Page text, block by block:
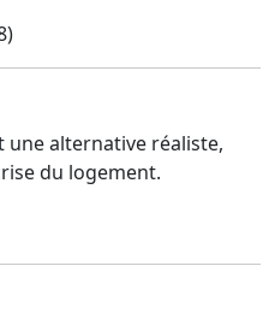
une alternative réaliste,
du logement.